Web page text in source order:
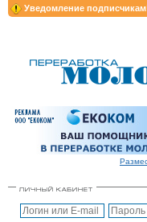
Уведомление